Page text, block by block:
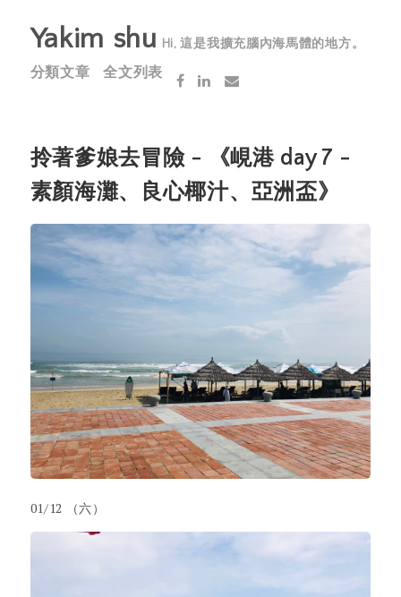
Yakim shu Hi, 這是我擴充腦內海馬體的地方。
分類文章 全文列表
拎著爹娘去冒險 - 《峴港 day 7 -
素顏海灘、良心椰汁、亞洲盃》
01/12 （六）